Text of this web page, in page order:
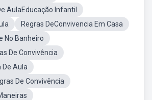
AulaEducação Infantil
Regras DeConvivencia Em Casa
No Banheiro
De Convivência
Aula
De Convivência